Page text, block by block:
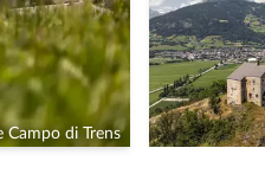
Campo di Trens